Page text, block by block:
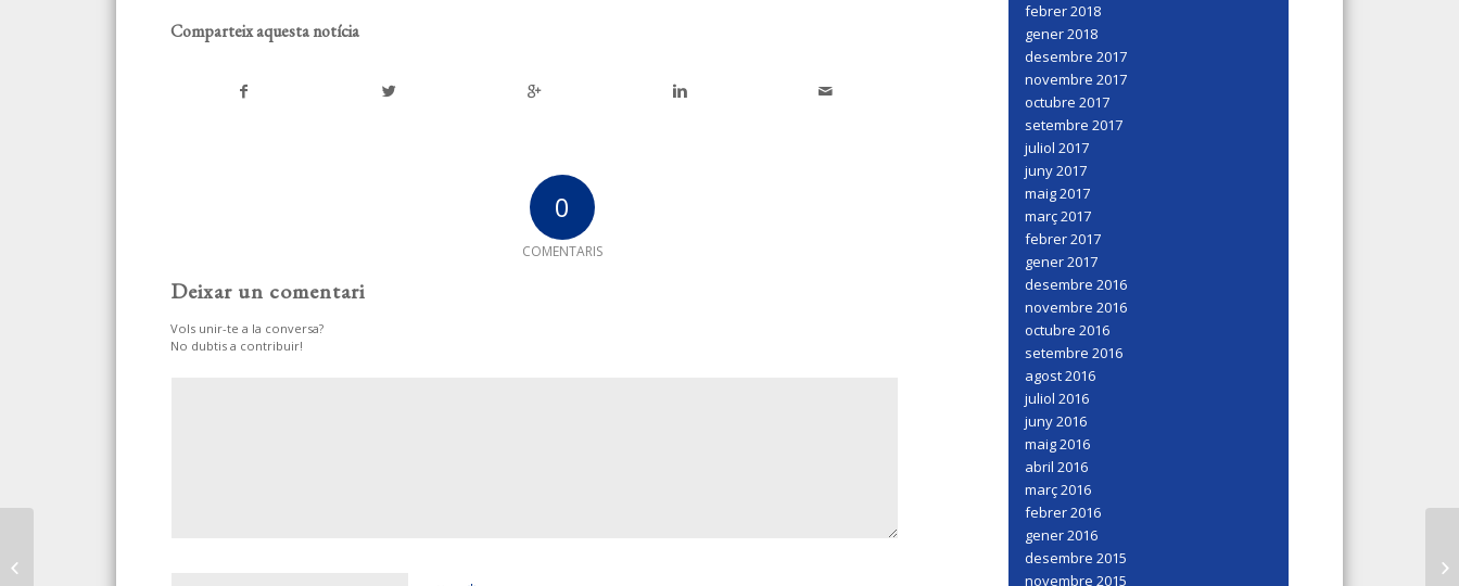
Comparteix aquesta notícia
0
COMENTARIS
Deixar un comentari
Vols unir-te a la conversa?
No dubtis a contribuir!
febrer 2018
gener 2018
desembre 2017
novembre 2017
octubre 2017
setembre 2017
juliol 2017
juny 2017
maig 2017
març 2017
febrer 2017
gener 2017
desembre 2016
novembre 2016
octubre 2016
setembre 2016
agost 2016
juliol 2016
juny 2016
maig 2016
abril 2016
març 2016
febrer 2016
gener 2016
desembre 2015
novembre 2015